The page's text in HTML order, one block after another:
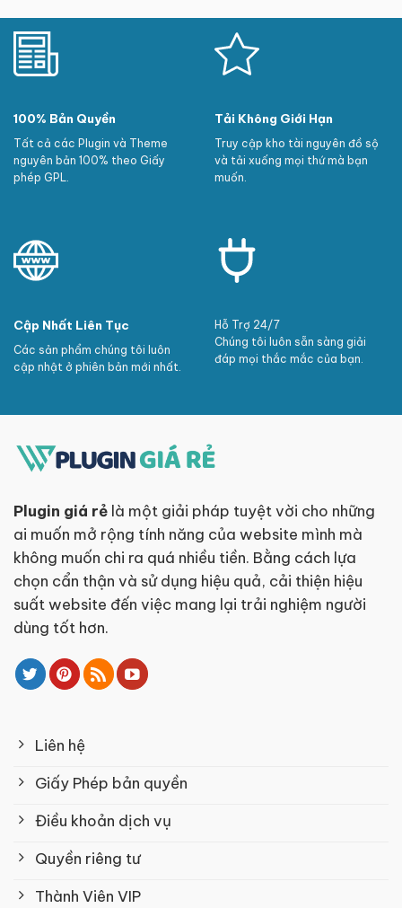
100% Bản Quyền
Tất cả các Plugin và Theme
nguyên bản 100% theo Giấy
phép GPL.
Tải Không Giới Hạn
Truy cập kho tài nguyên đồ sộ
và tải xuống mọi thứ mà bạn
muốn.
Cập Nhất Liên Tục
Các sản phẩm chúng tôi luôn
cập nhật ở phiên bản mới nhất.
Hỗ Trợ 24/7
Chúng tôi luôn sẵn sàng giải
đáp mọi thắc mắc của bạn.
Plugin giá rẻ là một giải pháp tuyệt vời cho những
ai muốn mở rộng tính năng của website mình mà
không muốn chi ra quá nhiều tiền. Bằng cách lựa
chọn cẩn thận và sử dụng hiệu quả, cải thiện hiệu
suất website đến việc mang lại trải nghiệm người
dùng tốt hơn.
Liên hệ
Giấy Phép bản quyền
Điều khoản dịch vụ
Quyền riêng tư
Thành Viên VIP